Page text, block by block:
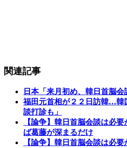
関連記事
日本「来月初め、韓日首脳会
福田元首相が２２日訪韓…韓
談打診も」
【論争】韓日首脳会談は必
ば葛藤が深まるだけ
【論争】韓日首脳会談は必